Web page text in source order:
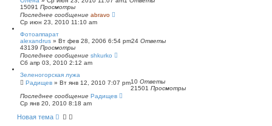
15091 Просмотры
Последнее сообщение abravo
Ср июн 23, 2010 11:10 am
Фотоаппарат
alexandrus » Вт фев 28, 2006 6:54 pm24 Ответы
43139 Просмотры
Последнее сообщение shkurko
Сб апр 03, 2010 2:12 am
Зеленогорская лужа
Радищев » Вт янв 12, 2010 7:07 pm10 Ответы
21501 Просмотры
Последнее сообщение Радищев
Ср янв 20, 2010 8:18 am
Новая тема